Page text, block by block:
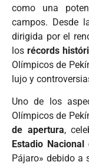
como una
campos. Desde
dirigida por el
losrécords
Olímpicos de
lujo y
Uno de los
Olímpicos de
de apertura,
Estadio
Pájaro» debido a